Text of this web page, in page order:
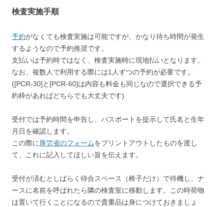
検査実施手順
予約がなくても検査実施は可能ですが、かなり待ち時間が発生
するようなので予約推奨です。
支払いは予約時ではなく、検査実施時に現地払いとなります。
なお、複数人で利用する際には1人ずつの予約が必要です。
([PCR-30]と[PCR-60]は内容も料金も同じなので選択できる予
約枠があればどちらでも大丈夫です)
受付では予約時間を申告し、パスポートを提示して氏名と生年
月日を確認します。
この際に 厚労省のフォームをプリントアウトしたものを渡し
て、これに記入してほしい旨を伝えます。
受付が済むとしばらく待合スペース（椅子だけ）で待機し、ナ
ースに名前を呼ばれたら隣の検査室に移動します。この時荷物
は置いて行くことになるので貴重品は身につけておきましょ